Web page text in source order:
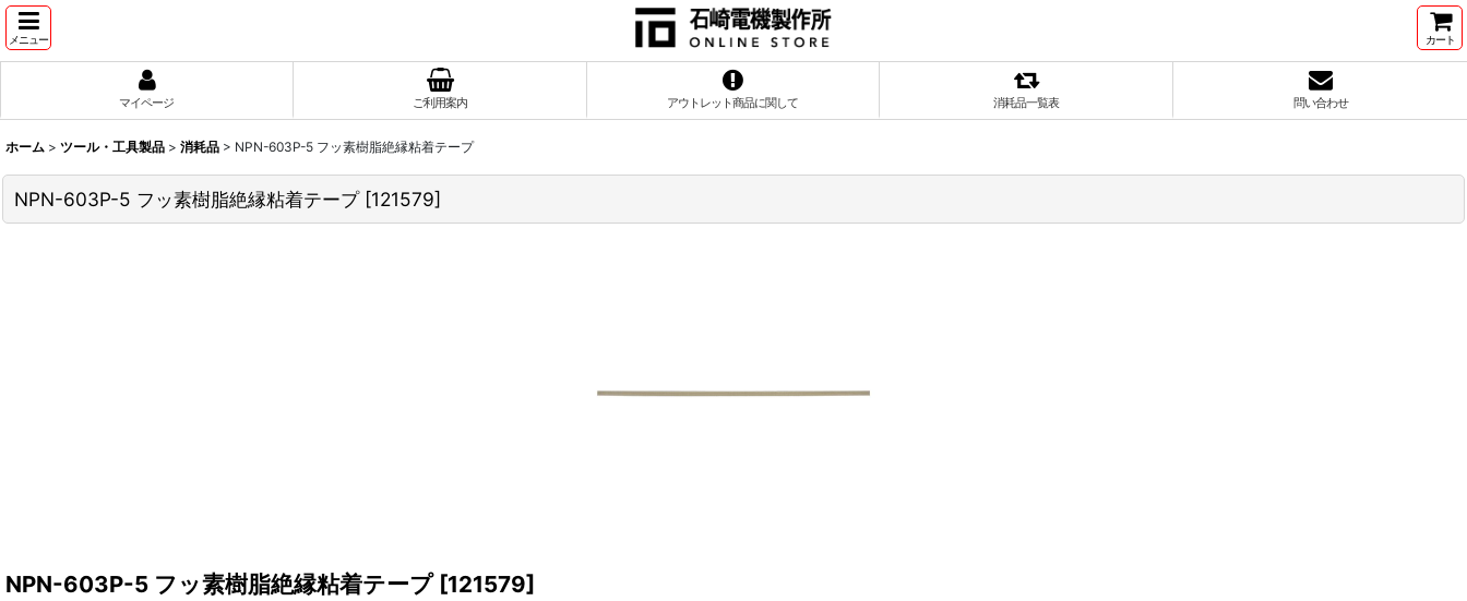
メニュー カート
マイページ ご利用案内 アウトレット商品に関して 消耗品一覧表 問い合わせ
ホーム > ツール・工具製品 > 消耗品 > NPN-603P-5 フッ素樹脂絶縁粘着テープ
NPN-603P-5 フッ素樹脂絶縁粘着テープ [121579]
NPN-603P-5 フッ素樹脂絶縁粘着テープ [121579]